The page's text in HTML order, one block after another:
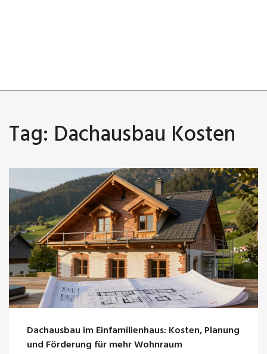
Tag: Dachausbau Kosten
Dachausbau im Einfamilienhaus: Kosten, Planung
und Förderung für mehr Wohnraum